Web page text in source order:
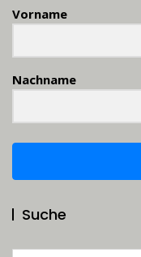
Vorname
Nachname
Suche